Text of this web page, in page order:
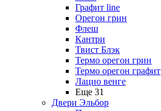
Графит line
Орегон грин
Флеш
Кантри
Твист Блэк
Термо орегон грин
Термо орегон графит
Лацио венге
Еще 31
Двери Эльбор